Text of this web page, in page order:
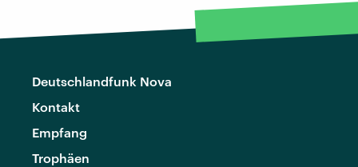
Deutschlandfunk Nova
Kontakt
Empfang
Trophäen